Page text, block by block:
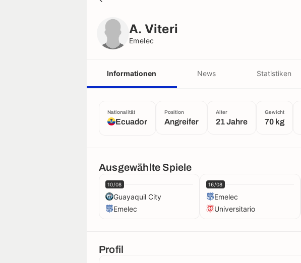
A. Viteri
Emelec
Informationen News Statistiken
Nationalität
Ecuador
Position
Angreifer
Alter
21 Jahre
Gewicht
70 kg
Ausgewählte Spiele
10/08
Guayaquil City
Emelec
16/08
Emelec
Universitario
Profil